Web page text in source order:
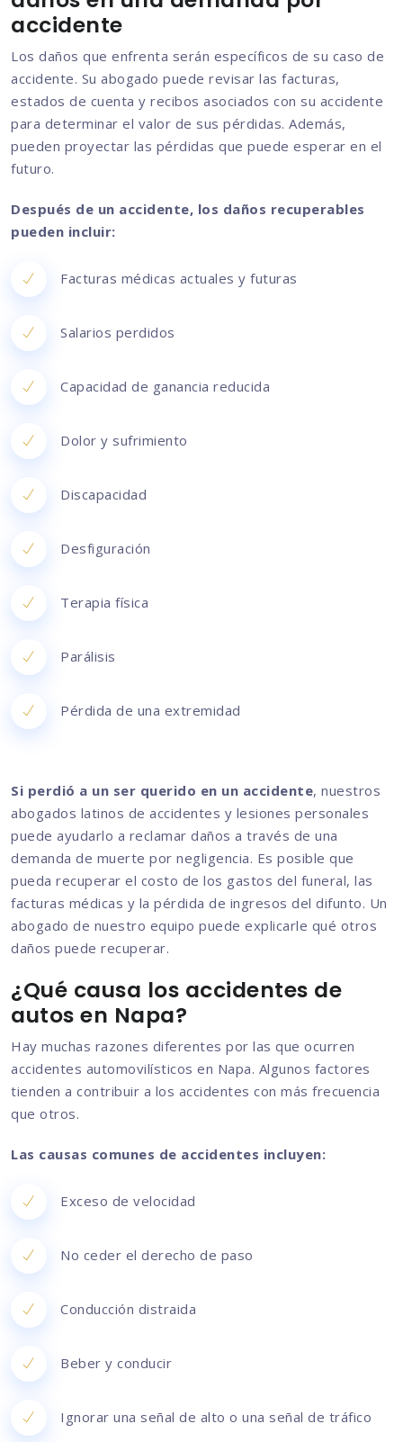
accidente
Los daños que enfrenta serán específicos de su caso de
accidente. Su abogado puede revisar las facturas,
estados de cuenta y recibos asociados con su accidente
para determinar el valor de sus pérdidas. Además,
pueden proyectar las pérdidas que puede esperar en el
futuro.
Después de un accidente, los daños recuperables
pueden incluir:
Facturas médicas actuales y futuras
Salarios perdidos
Capacidad de ganancia reducida
Dolor y sufrimiento
Discapacidad
Desfiguración
Terapia física
Parálisis
Pérdida de una extremidad
Si perdió a un ser querido en un accidente, nuestros
abogados latinos de accidentes y lesiones personales
puede ayudarlo a reclamar daños a través de una
demanda de muerte por negligencia. Es posible que
pueda recuperar el costo de los gastos del funeral, las
facturas médicas y la pérdida de ingresos del difunto. Un
abogado de nuestro equipo puede explicarle qué otros
daños puede recuperar.
¿Qué causa los accidentes de
autos en Napa?
Hay muchas razones diferentes por las que ocurren
accidentes automovilísticos en Napa. Algunos factores
tienden a contribuir a los accidentes con más frecuencia
que otros.
Las causas comunes de accidentes incluyen:
Exceso de velocidad
No ceder el derecho de paso
Conducción distraida
Beber y conducir
Ignorar una señal de alto o una señal de tráfico